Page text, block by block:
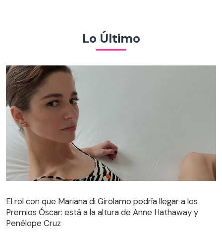
Lo Último
El rol con que Mariana di Girolamo podría llegar a los
Premios Óscar: está a la altura de Anne Hathaway y
Penélope Cruz